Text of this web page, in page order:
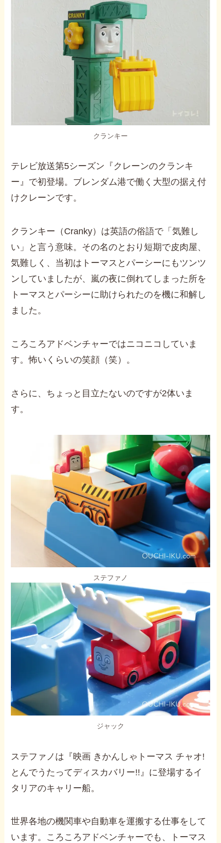
クランキー
テレビ放送第5シーズン『クレーンのクランキ
ー』で初登場。ブレンダム港で働く大型の据え付
けクレーンです。
クランキー（Cranky）は英語の俗語で「気難し
い」と言う意味。その名のとおり短期で皮肉屋、
気難しく、当初はトーマスとパーシーにもツンツ
ンしていましたが、嵐の夜に倒れてしまった所を
トーマスとパーシーに助けられたのを機に和解し
ました。
ころころアドベンチャーではニコニコしていま
す。怖いくらいの笑顔（笑）。
さらに、ちょっと目立たないのですが2体いま
す。
ステファノ
ジャック
ステファノは『映画 きかんしゃトーマス チャオ!
とんでうたってディスカバリー!!』に登場するイ
タリアのキャリー船。
世界各地の機関車や自動車を運搬する仕事をして
います。ころころアドベンチャーでも、トーマス